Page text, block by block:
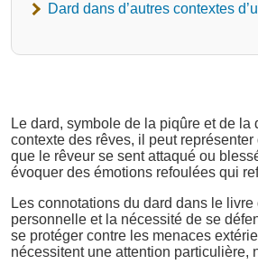
Dard dans d’autres contextes
Le dard, symbole de la piqûre et de
contexte des rêves, il peut
que le rêveur se sent attaqué ou
évoquer des émotions refoulées qui
Les connotations du dard dans le
personnelle et la nécessité de se
se protéger contre les menaces
nécessitent une attention particulière,